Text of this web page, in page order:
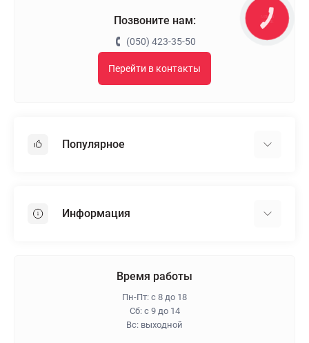
Позвоните нам:
(050) 423-35-50
Перейти в контакты
Популярное
Пенопласт
Информация
Время работы
Пн-Пт: с 8 до 18
Сб: с 9 до 14
Вс: выходной
КНОПКА
ЗВ'ЯЗКУ